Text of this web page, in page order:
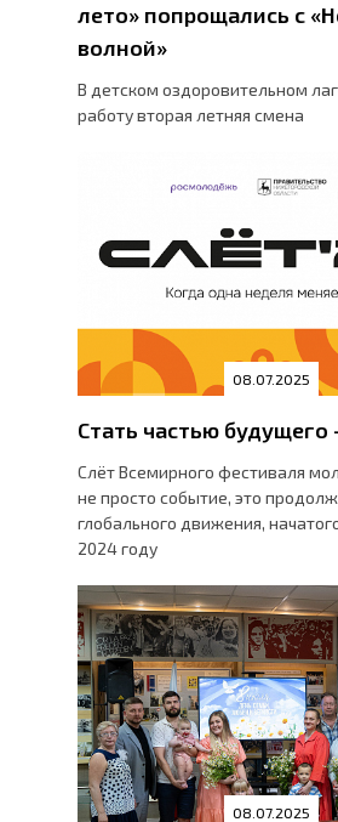
лето» попрощались с
волной»
В детском оздоровительном
работу вторая летняя смена
08.07.2025
Стать частью будущего
Слёт Всемирного фестиваля
не просто событие, это
глобального движения,
2024 году
08.07.2025